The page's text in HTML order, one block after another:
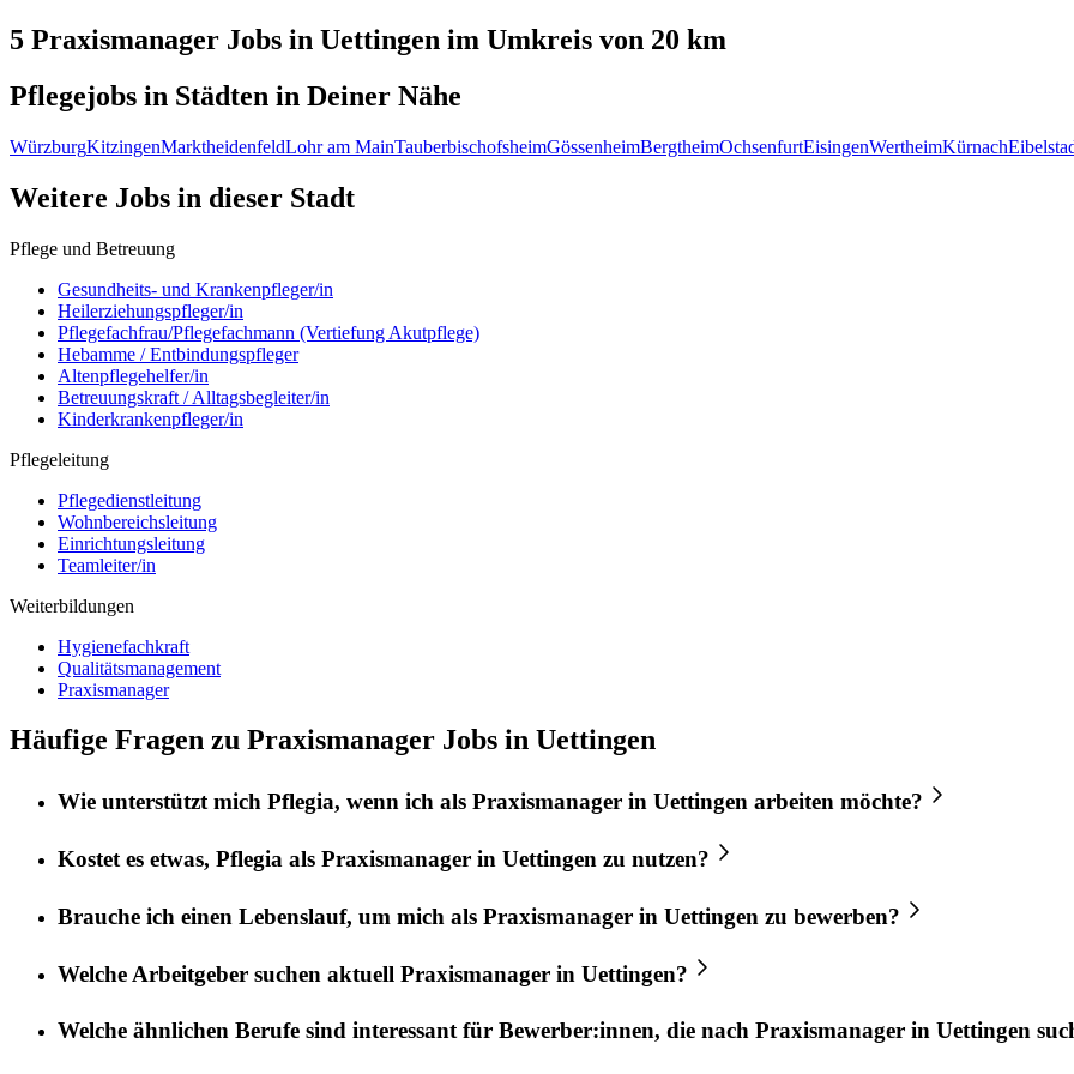
5 Praxismanager Jobs in Uettingen im Umkreis von 20 km
Pflegejobs in Städten in Deiner Nähe
WürzburgKitzingenMarktheidenfeldLohr am MainTauberbischofsheimGössenheimBergtheimOchsenfurtEisingenWertheimKürnach
Weitere Jobs in dieser Stadt
Pflege und Betreuung
Gesundheits- und Krankenpfleger/in
Heilerziehungspfleger/in
Pflegefachfrau/Pflegefachmann (Vertiefung Akutpflege)
Hebamme / Entbindungspfleger
Altenpflegehelfer/in
Betreuungskraft / Alltagsbegleiter/in
Kinderkrankenpfleger/in
Pflegeleitung
Pflegedienstleitung
Wohnbereichsleitung
Einrichtungsleitung
Teamleiter/in
Weiterbildungen
Hygienefachkraft
Qualitätsmanagement
Praxismanager
Häufige Fragen zu Praxismanager Jobs in Uettingen
Wie unterstützt mich Pflegia, wenn ich als Praxismanager in Uettingen arbeiten möchte?
Kostet es etwas, Pflegia als Praxismanager in Uettingen zu nutzen?
Brauche ich einen Lebenslauf, um mich als Praxismanager in Uettingen zu bewerben?
Welche Arbeitgeber suchen aktuell Praxismanager in Uettingen?
Welche ähnlichen Berufe sind interessant für Bewerber:innen, die nach Praxismanager in Uettingen